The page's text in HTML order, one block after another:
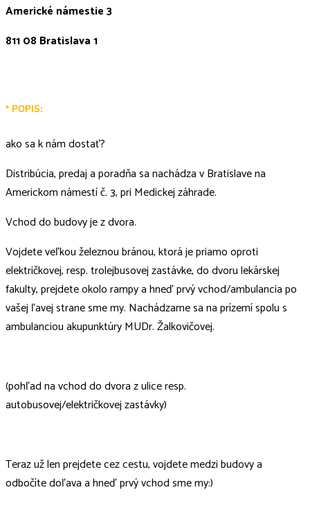
Americké námestie 3
811 08 Bratislava 1
* POPIS:
ako sa k nám dostať?
Distribúcia, predaj a poradňa sa nachádza v Bratislave na
Americkom námestí č. 3, pri Medickej záhrade.
Vchod do budovy je z dvora.
Vojdete veľkou železnou bránou, ktorá je priamo oproti
električkovej, resp. trolejbusovej zastávke, do dvoru lekárskej
fakulty, prejdete okolo rampy a hneď prvý vchod/ambulancia po
vašej ľavej strane sme my. Nachádzame sa na prízemí spolu s
ambulanciou akupunktúry MUDr. Žalkovičovej.
(pohľad na vchod do dvora z ulice resp.
autobusovej/električkovej zastávky)
Teraz už len prejdete cez cestu, vojdete medzi budovy a
odbočíte doľava a hneď prvý vchod sme my:)